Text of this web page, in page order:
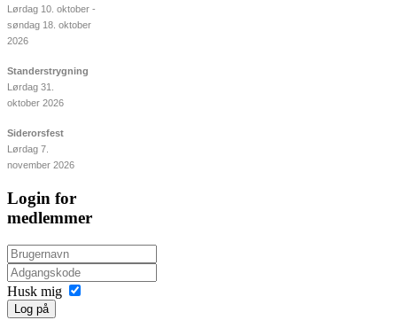
Lørdag 10. oktober -
søndag 18. oktober
2026
Standerstrygning
Lørdag 31.
oktober 2026
Siderorsfest
Lørdag 7.
november 2026
Login for
medlemmer
Husk mig
Log på